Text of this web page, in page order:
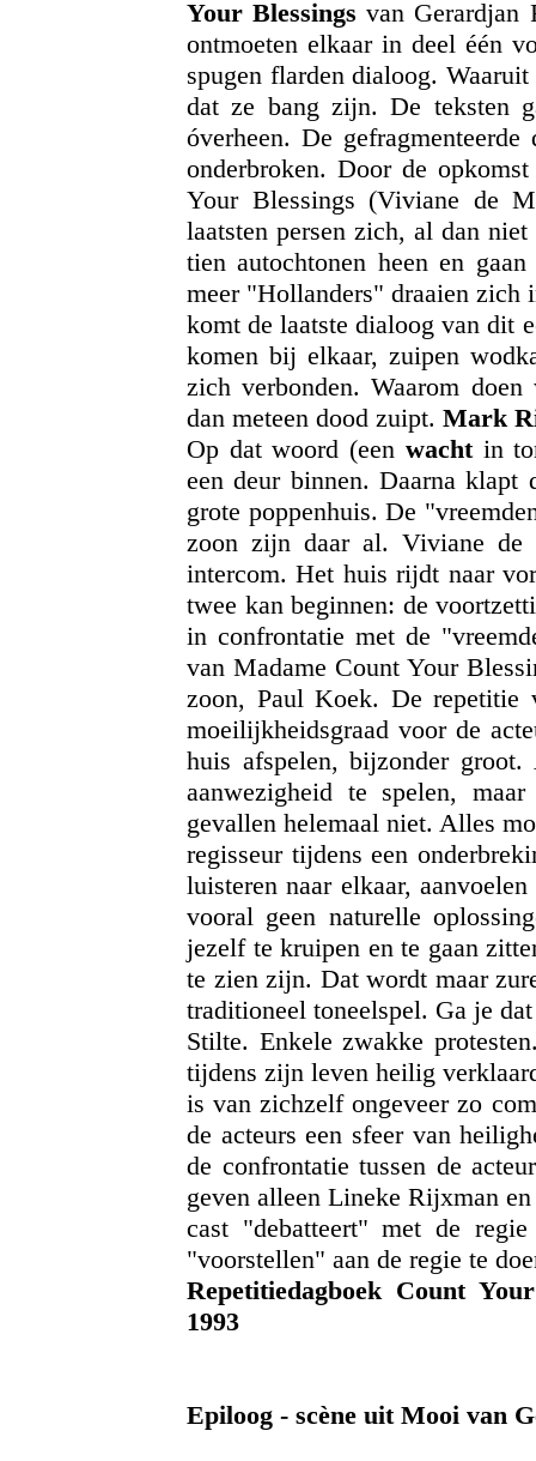
Your Blessings van Gerardjan
ontmoeten elkaar in deel één
spugen flarden dialoog.
dat ze bang zijn. De teksten
óverheen. De
onderbroken. Door de
Your Blessings (Viviane de
laatsten persen zich, al dan
tien autochtonen heen en
meer "Hollanders" draaien zich
komt de laatste dialoog van dit
komen bij elkaar, zuipen
zich verbonden. Waarom
dan meteen dood zuipt. Mark
Op dat woord (een wachtin
een deur binnen. Daarna klapt
grote poppenhuis. De
zoon zijn daar al. Viviane de
intercom. Het huis rijdt naar
twee kan beginnen: de
in confrontatie met de
van Madame Count Your
zoon, Paul Koek. De repetitie
moeilijkheidsgraad voor de
huis afspelen, bijzonder
aanwezigheid te spelen,
gevallen helemaal niet. Alles
regisseur tijdens een
luisteren naar elkaar,
vooral geen naturelle
jezelf te kruipen en te gaan
te zien zijn. Dat wordt maar
traditioneel toneelspel. Ga je
Stilte. Enkele zwakke
tijdens zijn leven heilig
is van zichzelf ongeveer zo
de acteurs een sfeer van
de confrontatie tussen de
geven alleen Lineke Rijxman
cast "debatteert" met de
"voorstellen" aan de regie te
Repetitiedagboek Count
1993
Epiloog - scène uit Mooi van